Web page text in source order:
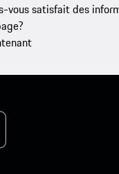
vous satisfait des